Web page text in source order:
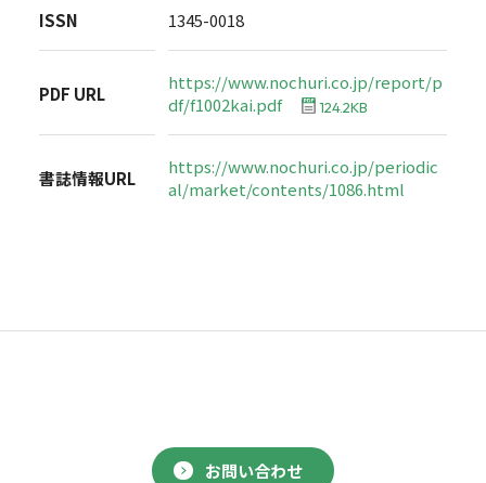
ISSN 1345-0018
PDF URL
https://www.nochuri.co.jp/report/p
df/f1002kai.pdf
124.2KB
書誌情報URL
https://www.nochuri.co.jp/periodic
al/market/contents/1086.html
お問い合わせ